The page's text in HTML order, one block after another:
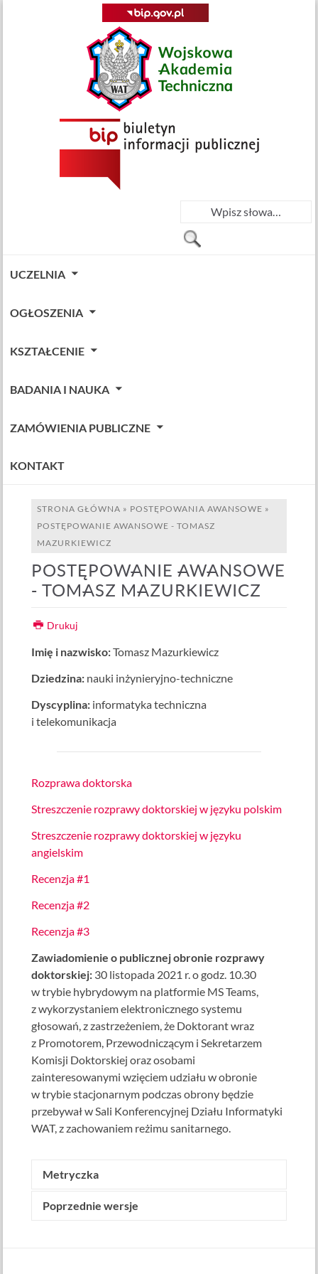
UCZELNIA
OGŁOSZENIA
KSZTAŁCENIE
BADANIA I NAUKA
ZAMÓWIENIA PUBLICZNE
KONTAKT
STRONA GŁÓWNA » POSTĘPOWANIA AWANSOWE »
POSTĘPOWANIE AWANSOWE - TOMASZ
MAZURKIEWICZ
POSTĘPOWANIE AWANSOWE
- TOMASZ MAZURKIEWICZ
Drukuj
Imię i nazwisko:Tomasz Mazurkiewicz
Dziedzina: nauki inżynieryjno-techniczne
Dyscyplina: informatyka techniczna
i telekomunikacja
Rozprawa doktorska
Streszczenie rozprawy doktorskiej w języku polskim
Streszczenie rozprawy doktorskiej w języku
angielskim
Recenzja #1
Recenzja #2
Recenzja #3
Zawiadomienie o publicznej obronie rozprawy
doktorskiej: 30 listopada 2021 r. o godz. 10.30
w trybie hybrydowym na platformie MS Teams,
z wykorzystaniem elektronicznego systemu
głosowań, z zastrzeżeniem, że Doktorant wraz
z Promotorem, Przewodniczącym i Sekretarzem
Komisji Doktorskiej oraz osobami
zainteresowanymi wzięciem udziału w obronie
w trybie stacjonarnym podczas obrony będzie
przebywał w Sali Konferencyjnej Działu Informatyki
WAT, z zachowaniem reżimu sanitarnego.
Metryczka
Wytworzone przez:
Poprzednie wersje